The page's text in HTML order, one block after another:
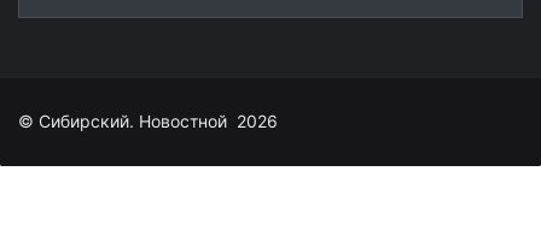
© Сибирский. Новостной 2026